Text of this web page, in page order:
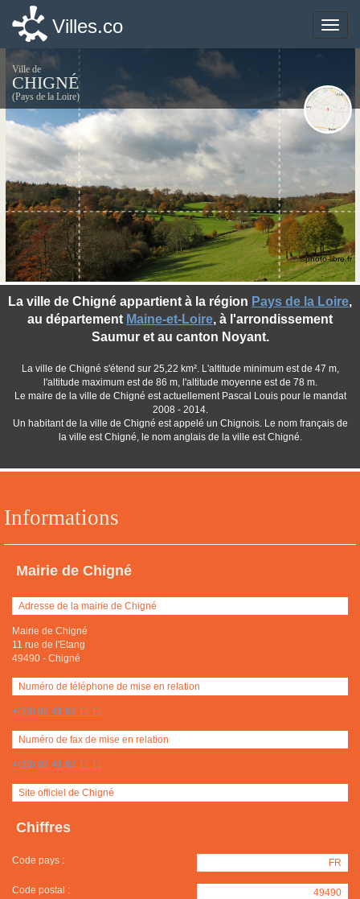
Toggle
Villes.co
Ville de
CHIGNÉ
(Pays de la Loire)
Informations
Mairie de Chigné
Adresse de la mairie de Chigné
Mairie de Chigné
11 rue de l'Etang
49490 - Chigné
Numéro de téléphone de mise en relation
+(33) 02 41 82 11 11
Numéro de fax de mise en relation
+(33) 02 41 82 11 11
Site officiel de Chigné
Chiffres
Code pays : FR
Code postal : 49490
La ville de Chigné appartient à la région Pays de la Loire,
au département Maine-et-Loire, à l'arrondissement
Saumur et au canton Noyant.
La ville de Chigné s'étend sur 25,22 km². L'altitude minimum est de 47 m,
l'altitude maximum est de 86 m, l'altitude moyenne est de 78 m.
Le maire de la ville de Chigné est actuellement Pascal Louis pour le mandat
2008 - 2014.
Un habitant de la ville de Chigné est appelé un Chignois. Le nom français de
la ville est Chigné, le nom anglais de la ville est Chigné.
©photo-libre.fr
Toggle
Villes.co